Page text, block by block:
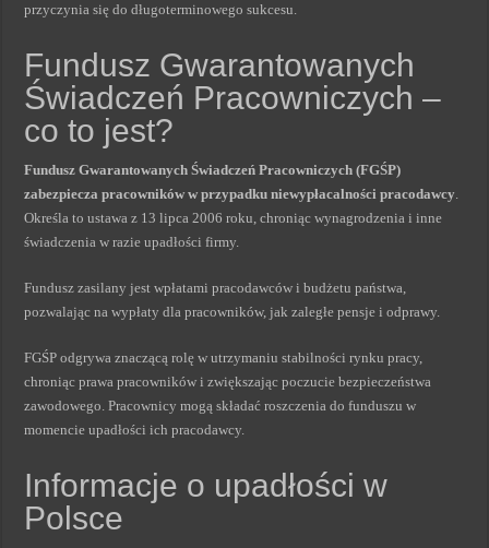
przyczynia się do długoterminowego sukcesu.
Fundusz Gwarantowanych
Świadczeń Pracowniczych –
co to jest?
Fundusz Gwarantowanych Świadczeń Pracowniczych (FGŚP)
zabezpiecza pracowników w przypadku niewypłacalności pracodawcy.
Określa to ustawa z 13 lipca 2006 roku, chroniąc wynagrodzenia i inne
świadczenia w razie upadłości firmy.
Fundusz zasilany jest wpłatami pracodawców i budżetu państwa,
pozwalając na wypłaty dla pracowników, jak zaległe pensje i odprawy.
FGŚP odgrywa znaczącą rolę w utrzymaniu stabilności rynku pracy,
chroniąc prawa pracowników i zwiększając poczucie bezpieczeństwa
zawodowego. Pracownicy mogą składać roszczenia do funduszu w
momencie upadłości ich pracodawcy.
Informacje o upadłości w
Polsce